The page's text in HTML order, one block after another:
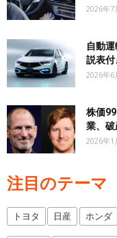
2026年7
自動
説表付
2026年6
株価
業、
2026年1
注目のテーマ
トヨタ 日産 ホンダ